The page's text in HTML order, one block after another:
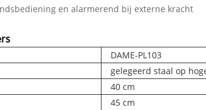
en alarmerend bij externe kracht
DAME-PL103
gelegeerd staal op
40 cm
45 cm